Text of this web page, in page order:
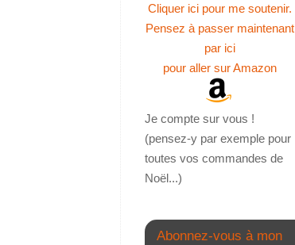
Cliquer ici pour me soutenir.
Pensez à passer maintenant
par ici
pour aller sur Amazon
Je compte sur vous !
(pensez-y par exemple pour
toutes vos commandes de
Noël...)
Abonnez-vous à mon